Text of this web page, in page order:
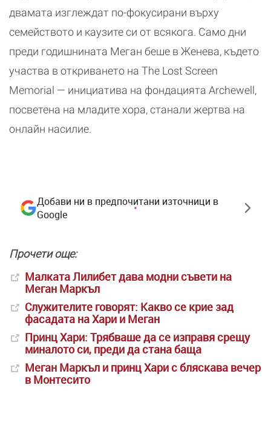
двамата изглеждат по-фокусирани върху
семейството и каузите си от всякога. Само дни
преди годишнината Меган беше в Женева, където
участва в откриването на The Lost Screen
Memorial — инициатива на фондацията Archewell,
посветена на младите хора, станали жертва на
онлайн насилие.
Добави ни в предпочитани източници в
Google
Прочети още:
Малката Лилибет дава модни съвети на
Меган Маркъл
Служителите говорят: Какво се крие зад
фасадата на Хари и Меган
Принц Хари: Трябваше да се изправя срещу
миналото си, преди да стана баща
Меган Маркъл и принц Хари с бляскава вечер
в Монтесито